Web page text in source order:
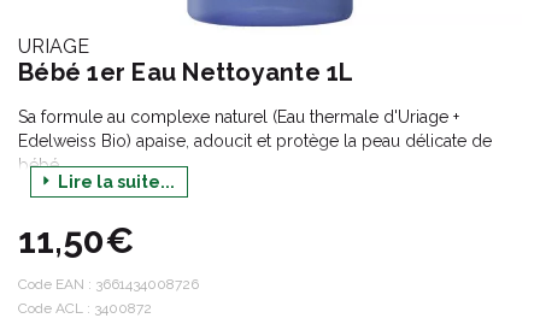
URIAGE
Bébé 1er Eau Nettoyante 1L
Sa formule au complexe naturel (Eau thermale d'Uriage +
Edelweiss Bio) apaise, adoucit et protège la peau délicate de
bébé.
98% d'origine naturelle.
Testé sous contrôle dermatologique et pédiatrique.
Formule biodégradable.
Lire la suite...
11,50€
Code EAN : 3661434008726
Code ACL : 3400872